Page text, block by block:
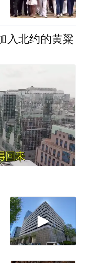
入北约的黄粱